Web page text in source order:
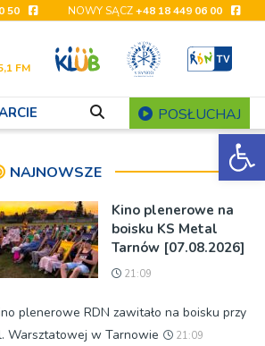
50 NOWY SĄCZ+48 18 449 06 00
FM
POSŁUCHAJ
NAJNOWSZE
Kino plenerowe na
boisku KS Metal
Tarnów [07.08.2026]
21:09
plenerowe RDN zawitało na boisku przy
Warsztatowej w Tarnowie
21:09